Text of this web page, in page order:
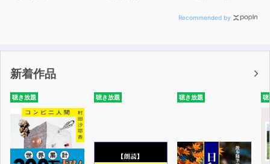
Recommended by
新着作品
聴き放題 聴き放題 聴き放題 聴